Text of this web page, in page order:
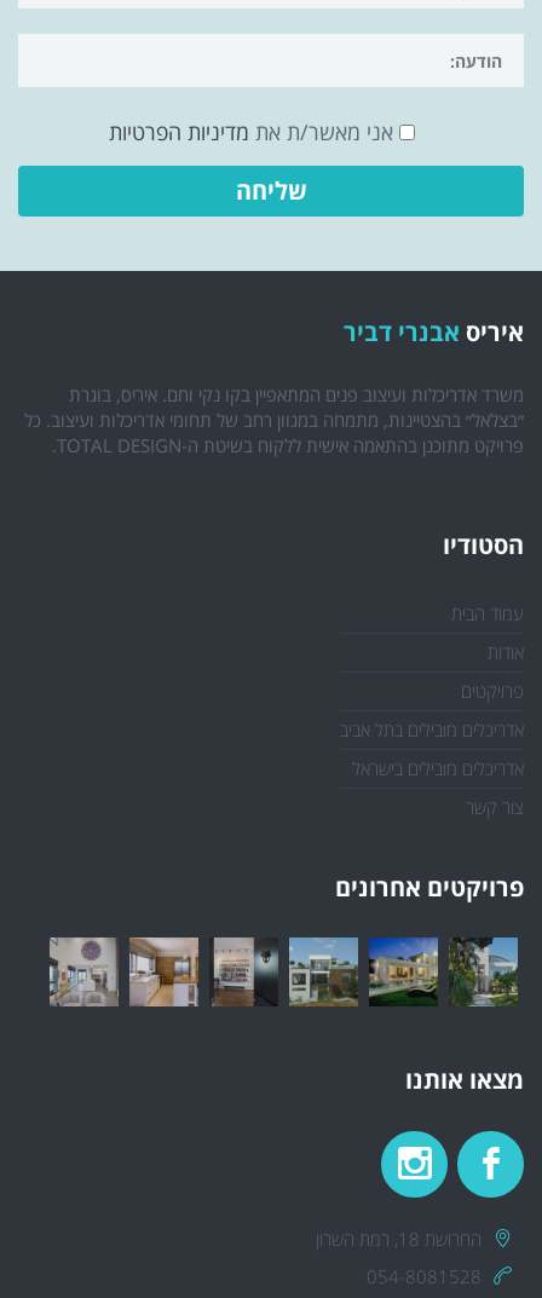
אני מאשר/ת את מדיניות הפרטיות
איריס אבנרי דביר
משרד אדריכלות ועיצוב פנים המתאפיין בקו נקי וחם. איריס, בוגרת
״בצלאל״ בהצטיינות, מתמחה במגוון רחב של תחומי אדריכלות ועיצוב. כל
פרויקט מתוכנן בהתאמה אישית ללקוח בשיטת ה-TOTAL DESIGN.
הסטודיו
עמוד הבית
אודות
פרויקטים
אדריכלים מובילים בתל אביב
אדריכלים מובילים בישראל
צור קשר
פרויקטים אחרונים
מצאו אותנו
החרושת 18, רמת השרון
054-8081528